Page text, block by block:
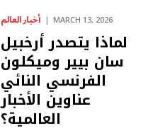
أخبار العالم MARCH 13, 2026
لماذا يتصدر أرخبيل
سان بيير وميكلون
الفرنسي النائي
عناوين الأخبار
العالمية؟